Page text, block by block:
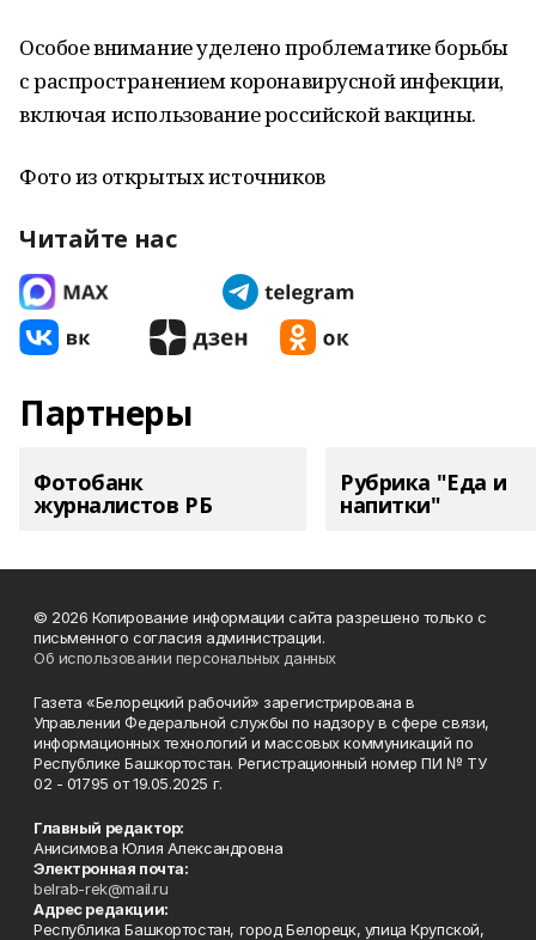
Особое внимание уделено проблематике борьбы
с распространением коронавирусной инфекции,
включая использование российской вакцины.
Фото из открытых источников
Читайте нас
Партнеры
Фотобанк
журналистов РБ
Рубрика "Еда и
напитки"
© 2026 Копирование информации сайта разрешено только с
письменного согласия администрации.
Об использовании персональных данных
Газета «Белорецкий рабочий» зарегистрирована в
Управлении Федеральной службы по надзору в сфере связи,
информационных технологий и массовых коммуникаций по
Республике Башкортостан. Регистрационный номер ПИ № ТУ
02 - 01795 от 19.05.2025 г.
Главный редактор:
Анисимова Юлия Александровна
Электронная почта:
belrab-rek@mail.ru
Адрес редакции:
Республика Башкортостан, город Белорецк, улица Крупской,